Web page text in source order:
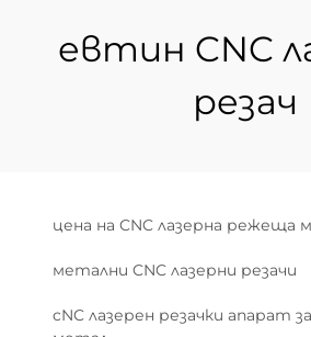
евтин CNC
резач
цена на CNC лазерна режеща
метални CNC лазерни резачи
cNC лазерен резачки апарат